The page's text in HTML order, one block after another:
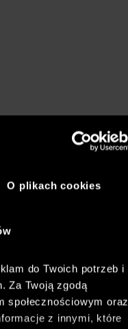
O plikach cookies
do Twoich potrzeb i
Za Twoją zgodą
społecznościowym oraz
z innymi, które